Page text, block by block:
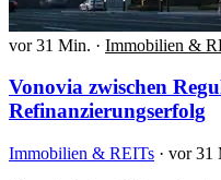
vor 31 Min. · Immobilien &
Vonovia zwischen
Refinanzierungserfolg
Immobilien & REITs · vor 31